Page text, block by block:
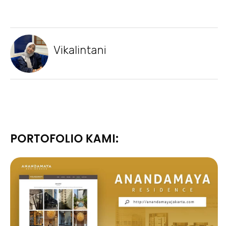
Vikalintani
PORTOFOLIO KAMI: